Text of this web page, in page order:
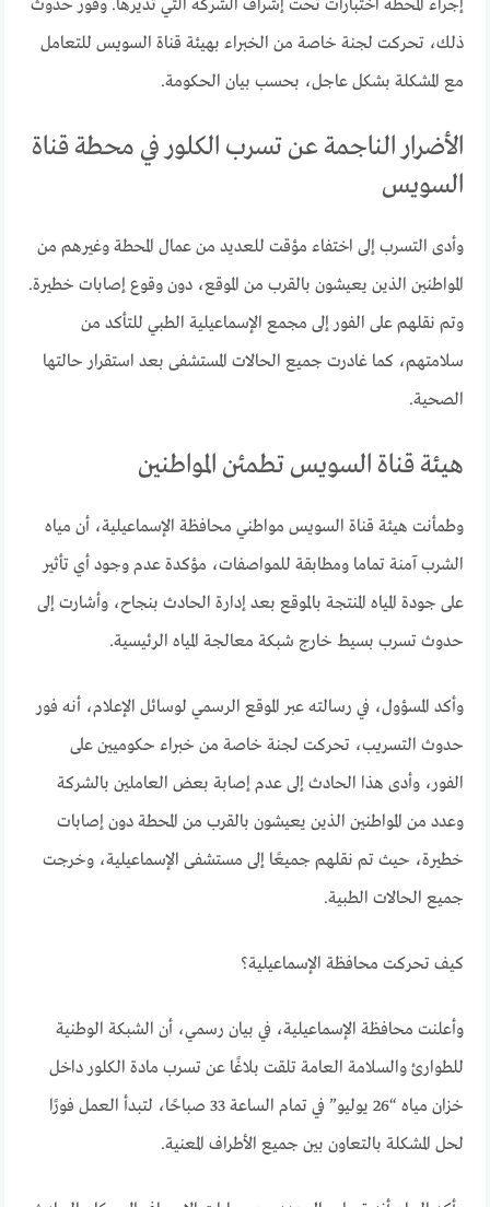
إجراء المحطة اختبارات تحت إشراف الشركة التي تديرها. وفور حدوث
ذلك، تحركت لجنة خاصة من الخبراء بهيئة قناة السويس للتعامل
مع المشكلة بشكل عاجل، بحسب بيان الحكومة.
الأضرار الناجمة عن تسرب الكلور في محطة قناة
السويس
وأدى التسرب إلى اختفاء مؤقت للعديد من عمال المحطة وغيرهم من
المواطنين الذين يعيشون بالقرب من الموقع، دون وقوع إصابات خطيرة.
وتم نقلهم على الفور إلى مجمع الإسماعيلية الطبي للتأكد من
سلامتهم، كما غادرت جميع الحالات المستشفى بعد استقرار حالتها
الصحية.
هيئة قناة السويس تطمئن المواطنين
وطمأنت هيئة قناة السويس مواطني محافظة الإسماعيلية، أن مياه
الشرب آمنة تماما ومطابقة للمواصفات، مؤكدة عدم وجود أي تأثير
على جودة المياه المنتجة بالموقع بعد إدارة الحادث بنجاح، وأشارت إلى
حدوث تسرب بسيط خارج شبكة معالجة المياه الرئيسية.
وأكد المسؤول، في رسالته عبر الموقع الرسمي لوسائل الإعلام، أنه فور
حدوث التسريب، تحركت لجنة خاصة من خبراء حكوميين على
الفور، وأدى هذا الحادث إلى عدم إصابة بعض العاملين بالشركة
وعدد من المواطنين الذين يعيشون بالقرب من المحطة دون إصابات
خطيرة، حيث تم نقلهم جميعًا إلى مستشفى الإسماعيلية، وخرجت
جميع الحالات الطبية.
كيف تحركت محافظة الإسماعيلية؟
وأعلنت محافظة الإسماعيلية، في بيان رسمي، أن الشبكة الوطنية
للطوارئ والسلامة العامة تلقت بلاغًا عن تسرب مادة الكلور داخل
خزان مياه “26 يوليو” في تمام الساعة 33 صباحًا، لتبدأ العمل فورًا
لحل المشكلة بالتعاون بين جميع الأطراف المعنية.